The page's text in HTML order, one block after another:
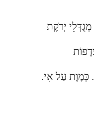
יְרֹקֶת
כְּמָוֶת עַל אִי.